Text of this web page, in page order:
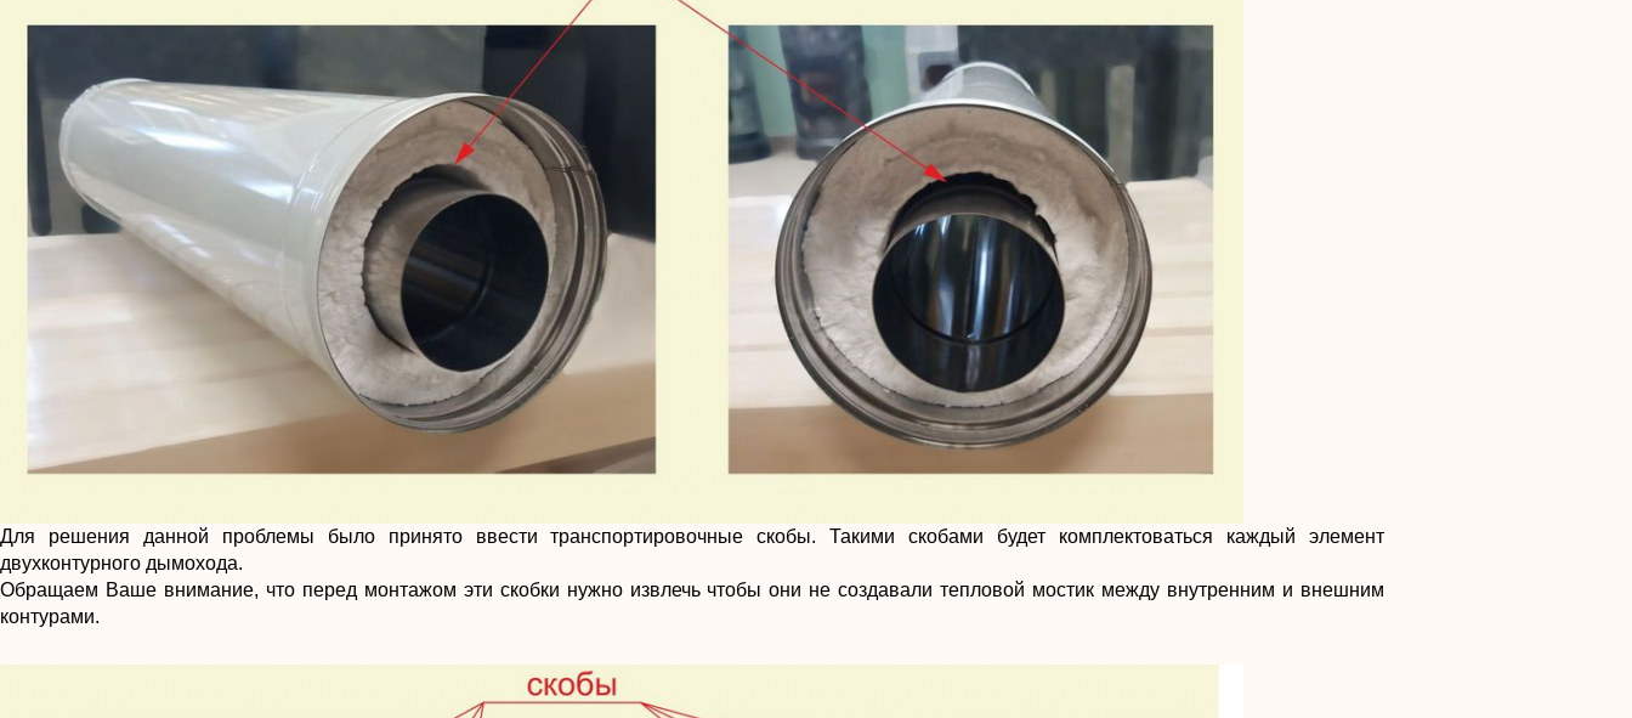
Для решения данной проблемы было принято ввести транспортировочные скобы. Такими скобами будет комплектоваться каждый элемент
двухконтурного дымохода.
Обращаем Ваше внимание, что перед монтажом эти скобки нужно извлечь чтобы они не создавали тепловой мостик между внутренним и внешним
контурами.